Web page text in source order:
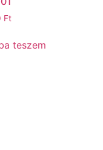
Ft
teszem